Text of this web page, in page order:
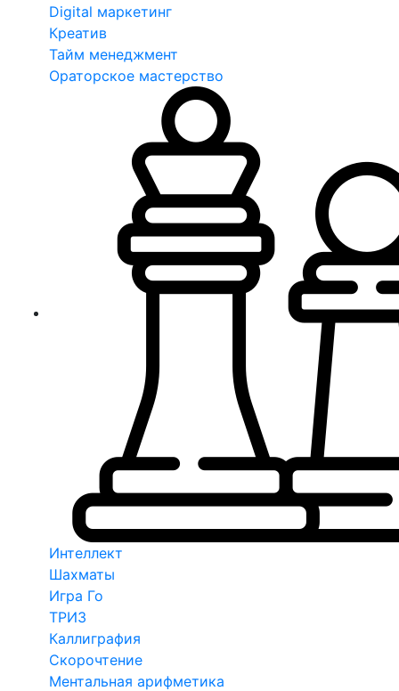
Digital маркетинг
Креатив
Тайм менеджмент
Ораторское мастерство
Интеллект
Шахматы
Игра Го
ТРИЗ
Каллиграфия
Скорочтение
Ментальная арифметика